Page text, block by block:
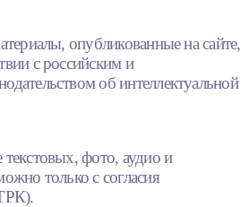
опубликованные на сайте,
с российским и
об интеллектуальной
фото, аудио и
только с согласия